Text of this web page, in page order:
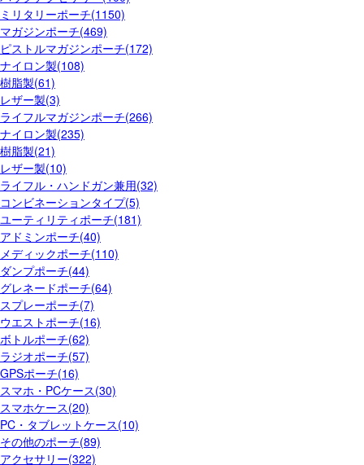
ミリタリーポーチ(1150)
マガジンポーチ(469)
ピストルマガジンポーチ(172)
ナイロン製(108)
樹脂製(61)
レザー製(3)
ライフルマガジンポーチ(266)
ナイロン製(235)
樹脂製(21)
レザー製(10)
ライフル・ハンドガン兼用(32)
コンビネーションタイプ(5)
ユーティリティポーチ(181)
アドミンポーチ(40)
メディックポーチ(110)
ダンプポーチ(44)
グレネードポーチ(64)
スプレーポーチ(7)
ウエストポーチ(16)
ボトルポーチ(62)
ラジオポーチ(57)
GPSポーチ(16)
スマホ・PCケース(30)
スマホケース(20)
PC・タブレットケース(10)
その他のポーチ(89)
アクセサリー(322)